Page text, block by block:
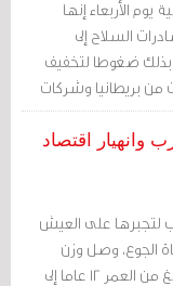
يوم الأربعاء إنها
السلاح إلى
ضغوطا لتخفيف
من بريطانيا وشركات
تقول إنه يضر التجارة
وانهيار اقتصاد
لتجبرها على العيش
الجوع، وصل وزن
فاطمة قباء التي تبلغ من العمر 12 عاما إلى